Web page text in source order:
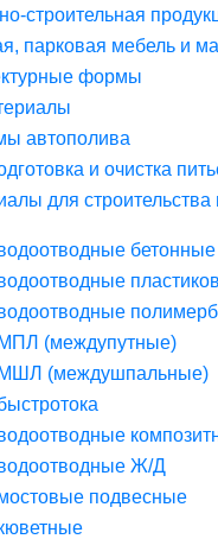
строительная
парковая мебель и
формы
автополива
и очистка
для
бетонные
(междупутные)
(междушпальные)
Ж/Д
подвесные